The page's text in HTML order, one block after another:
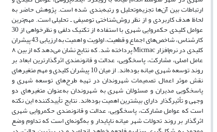
ارتباطات بین آن‌ها تجزیه‌وتحلیل و رتبه‌بندی شده است. پژوهش حاضر به
لحاظ هدف کاربردی و از نظر روش‌شناختی توصیفی ـ تحلیلی است. مهم‌ترین
عوامل کلیدی حکمروایی شهری با استفاده از تکنیک دلفی و نظرخواهی از 30
کارشناس، شاخص‌های اجماع و قطعیت،‌ اولویت و اهمیت به ارزیابی 43 پیشران
کلیدی در نرم‌افزار Micmac پرداخته شد. که نتایج نشان می‌دهد که از بین ۸
عامل اصلی، مشارکت، پاسخگویی، عدالت و قانونمندی اثرگذارترین ابعاد بر
روند توسعه شهری میانه بوده‌اند. از میان 10 پیشران کلیدی و مهم متغیرهای
نقش موثر اعمال تصمیمات شهروندان در تهیه طرح‌های توسعه شهری و
پاسخگویی مدیران و مسئولان شهری به شهروندان به‌عنوان متغیرهای دو
وجهی و تأثیرگذار دارای بیشترین اهمیت بوده‌اند. نتایج تأییدکننده این نکته
است که عوامل مشارکت، پاسخگویی، عدالت و قانونمندی حکمروایی شهری
اثرگذار بر روند تحولات شهر میانه ناپایدار و به‌گونه‌ای است که تداوم وضع